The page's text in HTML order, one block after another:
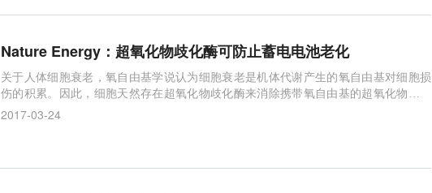
Nature Energy：超氧化物歧化酶可防止蓄电电池老化
关于人体细胞衰老，氧自由基学说认为细胞衰老是机体代谢产生的氧自由基对细胞损
伤的积累。因此，细胞天然存在超氧化物歧化酶来消除携带氧自由基的超氧化物。超
氧化物正是在细胞呼吸生成能量过程中产生并且是氧自由基
2017-03-24